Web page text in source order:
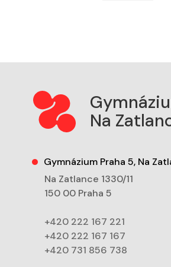
Na
Gymnázium Praha 5, Na
Na Zatlance 1330/11
150 00 Praha 5
+420 222 167 221
+420 222 167 167
+420 731 856 738